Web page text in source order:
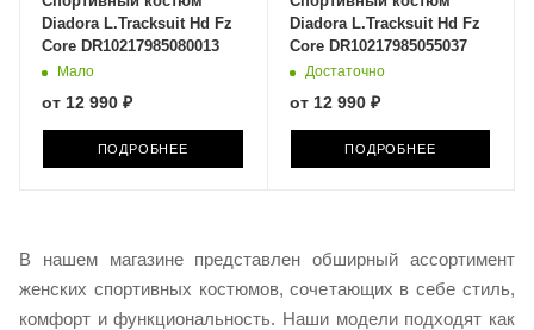
Diadora L.Tracksuit Hd Fz
Core DR10217985080013
Мало
от 12 990 ₽
ПОДРОБНЕЕ
Diadora L.Tracksuit Hd Fz
Core DR10217985055037
Достаточно
от 12 990 ₽
ПОДРОБНЕЕ
​В нашем магазине представлен обширный ассортимент
женских спортивных костюмов, сочетающих в себе стиль,
комфорт и функциональность. Наши модели подходят как